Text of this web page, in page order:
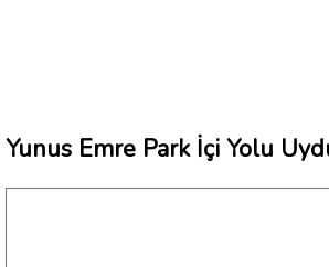
Yunus Emre Park İçi Yolu